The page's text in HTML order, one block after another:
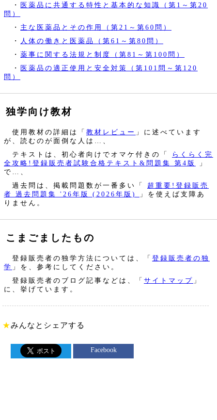
・ 医薬品に共通する特性と基本的な知識（第1～第20
問）
・ 主な医薬品とその作用（第21～第60問）
・
人体の働きと医薬品（第61～第80問）
・ 薬事に関する法規と制度（第81～第100問）
・ 医薬品の適正使用と安全対策（第101問～第120
問）
独学向け教材
使用教材の詳細は「 教材レビュー 」に述べています
が、読むのが面倒な人は…、
テキストは、初心者向けでオマケ付きの「
らくらく完
全攻略!登録販売者試験合格テキスト&問題集 第4版
」
で…、
過去問は、掲載問題数が一番多い「
超重要!登録販売
者 過去問題集 '26年版 (2026年版)
」を使えば支障あ
りません。
こまごましたもの
登録販売者の独学方法については、「 登録販売者の独
学 」を、参考にしてください。
登録販売者のブログ記事などは、「 サイトマップ 」
に、挙げています。
★みんなとシェアする
Facebook